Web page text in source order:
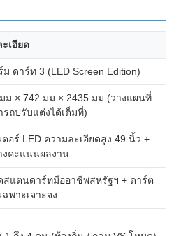
เอียด
ม ดาร์ท 3 (LED Screen Edition)
ม × 742 มม × 2435 มม (วางแผนที่
รถปรับแต่งได้เต็มที่)
ตอร์ LED ความละเอียดสูง 49 นิ้ว +
งคะแนนผลงาน
สแตนดาร์ทมืออาชีพสหรัฐฯ + ดาร์ต
ฉพาะเจาะจง